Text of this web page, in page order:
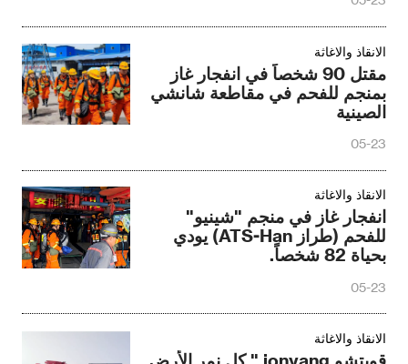
الانقاذ والاغاثة
مقتل 90 شخصاً في انفجار غاز
بمنجم للفحم في مقاطعة شانشي
الصينية
05-23
الانقاذ والاغاثة
انفجار غاز في منجم "شينيو"
للفحم (طراز ATS-Han) يودي
بحياة 82 شخصاً.
05-23
الانقاذ والاغاثة